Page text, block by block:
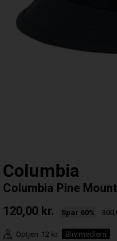
Columbia
Columbia Pine
120,00 kr. Spar 60%
Optjen 12 kr. Bliv medlem